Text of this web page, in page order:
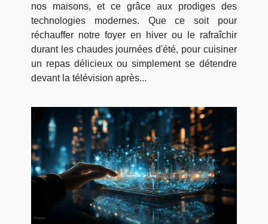
nos maisons, et ce grâce aux prodiges des
technologies modernes. Que ce soit pour
réchauffer notre foyer en hiver ou le rafraîchir
durant les chaudes journées d'été, pour cuisiner
un repas délicieux ou simplement se détendre
devant la télévision après...